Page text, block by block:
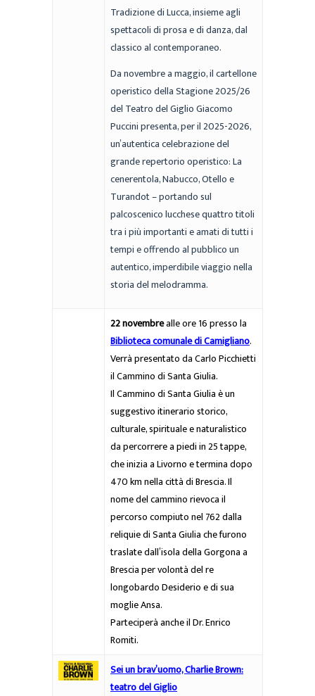
Tradizione di Lucca, insieme agli
spettacoli di prosa e di danza, dal
classico al contemporaneo.
Da novembre a maggio, il cartellone
operistico della Stagione 2025/26
del Teatro del Giglio Giacomo
Puccini presenta, per il 2025-2026,
un’autentica celebrazione del
grande repertorio operistico: La
cenerentola, Nabucco, Otello e
Turandot – portando sul
palcoscenico lucchese quattro titoli
tra i più importanti e amati di tutti i
tempi e offrendo al pubblico un
autentico, imperdibile viaggio nella
storia del melodramma.
22 novembrealle ore 16 presso la
Biblioteca comunale di Camigliano.
Verrà presentato da Carlo Picchietti
il Cammino di Santa Giulia.
Il Cammino di Santa Giulia è un
suggestivo itinerario storico,
culturale, spirituale e naturalistico
da percorrere a piedi in 25 tappe,
che inizia a Livorno e termina dopo
470 km nella città di Brescia. Il
nome del cammino rievoca il
percorso compiuto nel 762 dalla
reliquie di Santa Giulia che furono
traslate dall’isola della Gorgona a
Brescia per volontà del re
longobardo Desiderio e di sua
moglie Ansa.
Parteciperà anche il Dr. Enrico
Romiti.
Sei un brav’uomo, Charlie Brown:
teatro del Giglio